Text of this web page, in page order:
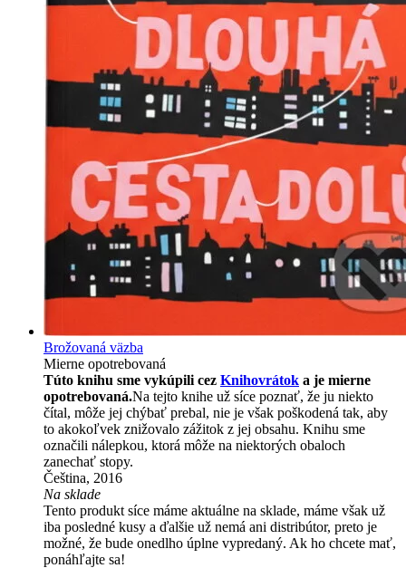
Brožovaná väzba
Mierne opotrebovaná
Túto knihu sme vykúpili cez Knihovrátok a je mierne
opotrebovaná.Na tejto knihe už síce poznať, že ju niekto
čítal, môže jej chýbať prebal, nie je však poškodená tak, aby
to akokoľvek znižovalo zážitok z jej obsahu. Knihu sme
označili nálepkou, ktorá môže na niektorých obaloch
zanechať stopy.
Čeština, 2016
Na sklade
Tento produkt síce máme aktuálne na sklade, máme však už
iba posledné kusy a ďalšie už nemá ani distribútor, preto je
možné, že bude onedlho úplne vypredaný. Ak ho chcete mať,
ponáhľajte sa!